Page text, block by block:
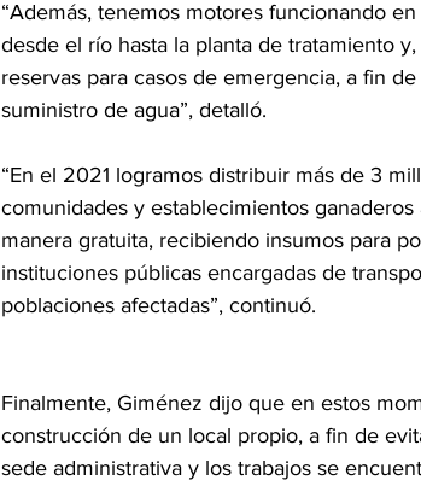
“Además, tenemos motores funcionando
desde el río hasta la planta de tratamiento
reservas para casos de emergencia, a fin
suministro de agua”, detalló.
“En el 2021 logramos distribuir más de 3
comunidades y establecimientos
manera gratuita, recibiendo insumos para
instituciones públicas encargadas de
poblaciones afectadas”, continuó.
Finalmente, Giménez dijo que en estos
construcción de un local propio, a fin de
sede administrativa y los trabajos se